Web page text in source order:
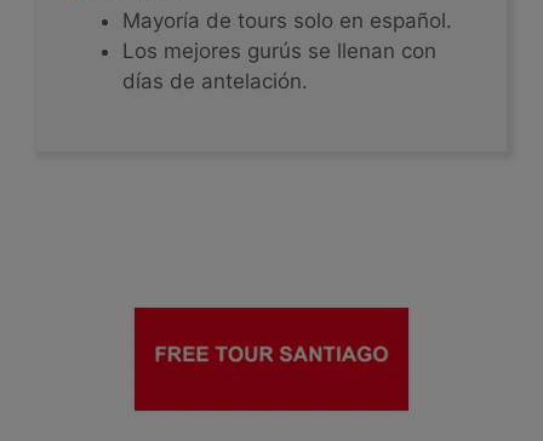
Mayoría de tours solo en español.
Los mejores gurús se llenan con
días de antelación.